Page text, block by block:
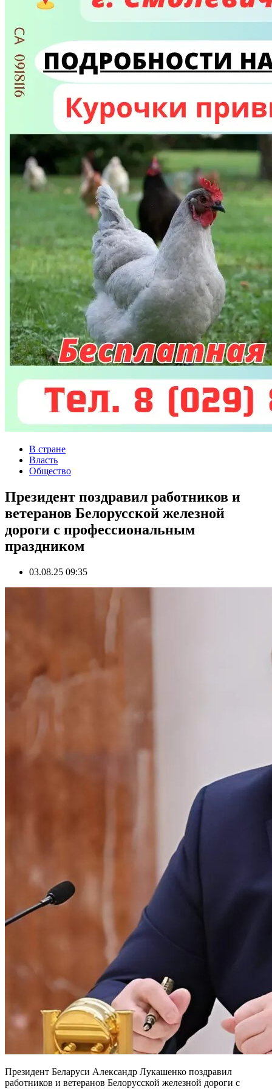
В стране
Власть
Общество
Президент поздравил работников и
ветеранов Белорусской железной
дороги с профессиональным
праздником
03.08.25 09:35
Президент Беларуси Александр Лукашенко поздравил
работников и ветеранов Белорусской железной дороги с